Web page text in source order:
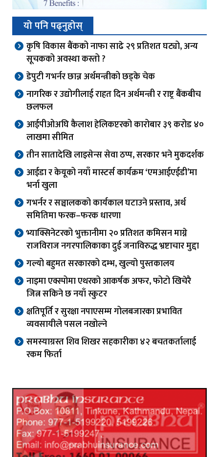
यो पनि पढ्नुहोस्
कृषि विकास बैंकको नाफा साढे २९ प्रतिशत घट्यो, अन्य
सूचकको अवस्था कस्तो ?
डेपुटी गभर्नर छान्न अर्थमन्त्रीको छड्के चेक
नागरिक र उद्योगीलाई राहत दिन अर्थमन्त्री र राष्ट्र बैंकबीच
छलफल
आईपीओअघि कैलाश हेलिकप्टरको कारोबार ३९ करोड ४०
लाखमा सीमित
तीन सातादेखि लाइसेन्स सेवा ठप्प, सरकार भने मुकदर्शक
आईडा र केयूको नयाँ मास्टर्स कार्यक्रम ‘एमआईएईडी’मा
भर्ना खुला
गभर्नर र सञ्चालकको कार्यकाल घटाउने प्रस्ताव, अर्थ
समितिमा फरक–फरक धारणा
भ्याक्सिनेटरको भुक्तानीमा २० प्रतिशत कमिसन माग्ने
राजविराज नगरपालिकाका दुई जनाविरुद्ध भ्रष्टाचार मुद्दा
गल्यो बहुमत सरकारको दम्भ, खुल्यो पुस्तकालय
नाइमा एक्स्पोमा एथरको आकर्षक अफर, फोटो खिचेरै
जित्न सकिने छ नयाँ स्कुटर
क्षतिपूर्ति र सुरक्षा नपाएसम्म गोलबजारका प्रभावित
व्यवसायीले पसल नखोल्ने
समस्याग्रस्त शिव शिखर सहकारीका ४२ बचतकर्तालाई
रकम फिर्ता